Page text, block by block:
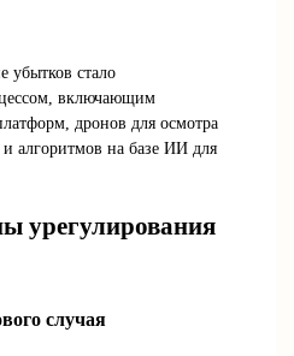
убытков стало
включающим
дронов для осмотра
алгоритмов на базе ИИ для
урегулирования
случая